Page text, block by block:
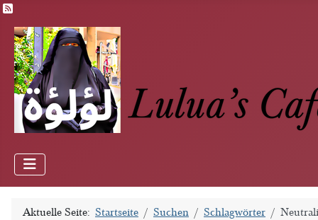
Aktuelle Seite: Startseite Suchen Schlagwörter